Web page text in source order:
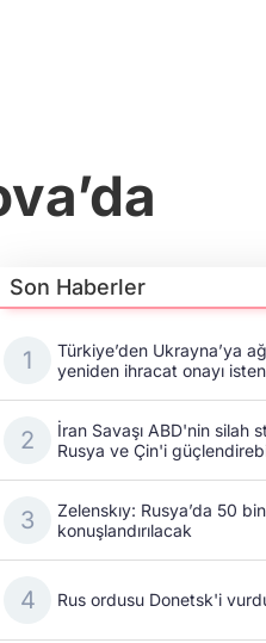
Son Haberler
Türkiye’den Ukrayna’ya
yeniden ihracat onayı
İran Savaşı ABD'nin silah
Rusya ve Çin'i
Zelenskıy: Rusya’da 50
konuşlandırılacak
Rus ordusu Donetsk'i